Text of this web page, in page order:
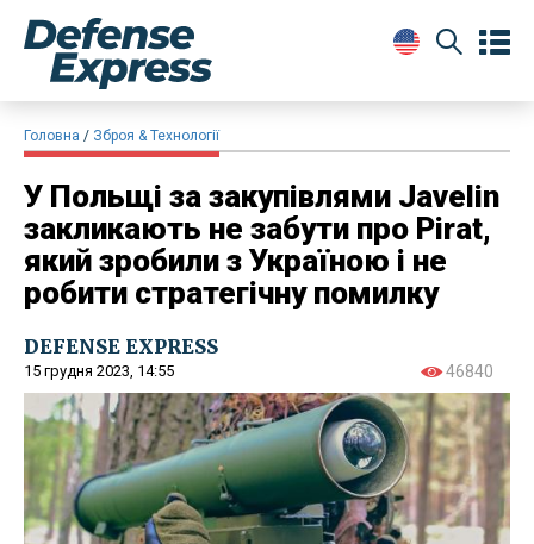
Головна Зброя & Технології
У Польщі за закупівлями Javelin
закликають не забути про Pirat,
який зробили з Україною і не
робити стратегічну помилку
DEFENSE EXPRESS
15 грудня 2023, 14:55 46840